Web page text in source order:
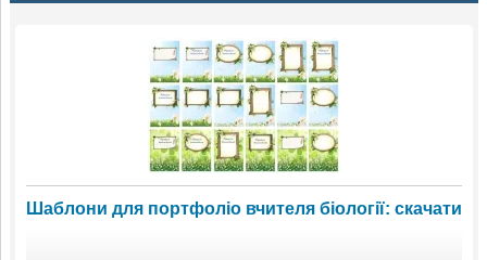
Шаблони для портфоліо вчителя біології: скачати